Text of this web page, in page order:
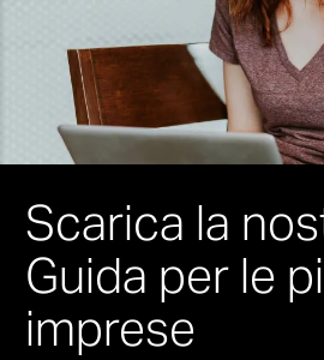
Scarica la
Guida per le
imprese